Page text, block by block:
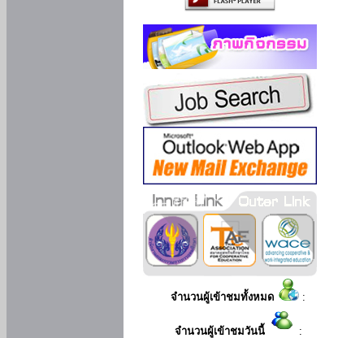
จำนวนผู้เข้าชมทั้งหมด :
จำนวนผู้เข้าชมวันนี้ :